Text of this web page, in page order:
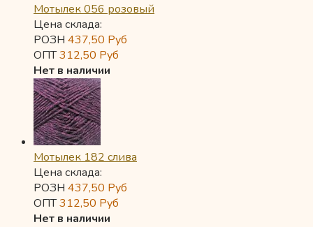
Мотылек 056 розовый
Цена склада:
РОЗН 437,50 Руб
ОПТ312,50 Руб
Нет в наличии
Мотылек 182 слива
Цена склада:
РОЗН 437,50 Руб
ОПТ312,50 Руб
Нет в наличии